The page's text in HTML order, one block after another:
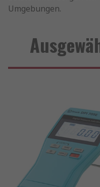
Umgebungen.